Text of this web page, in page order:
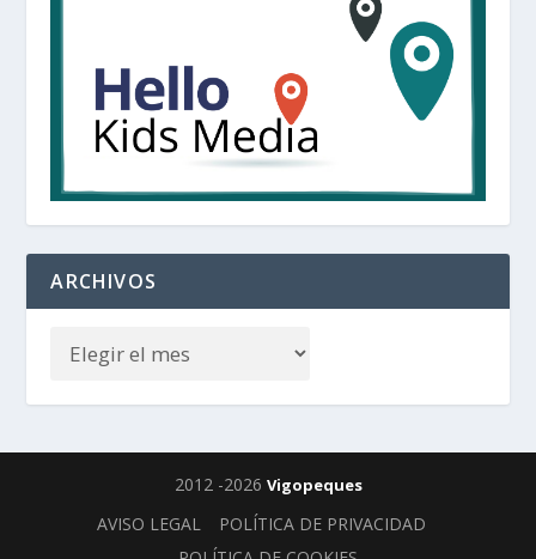
ARCHIVOS
2012 -2026 Vigopeques
AVISO LEGAL
POLÍTICA DE PRIVACIDAD